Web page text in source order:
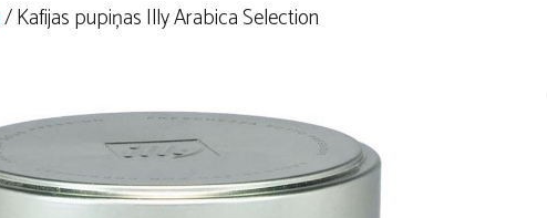
/ Kafijas pupiņas Illy Arabica Selection